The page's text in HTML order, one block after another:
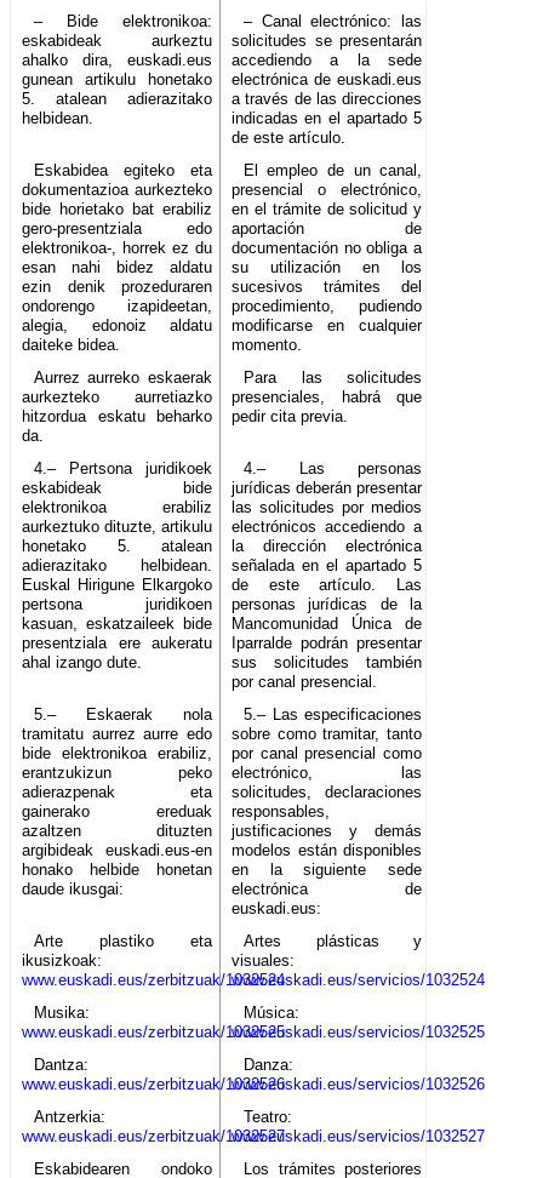
– Bide elektronikoa:
eskabideak aurkeztu
ahalko dira, euskadi.eus
gunean artikulu honetako
5. atalean adierazitako
helbidean.
– Canal electrónico: las
solicitudes se presentarán
accediendo a la sede
electrónica de euskadi.eus
a través de las direcciones
indicadas en el apartado 5
de este artículo.
Eskabidea egiteko eta
dokumentazioa aurkezteko
bide horietako bat erabiliz
gero-presentziala edo
elektronikoa-, horrek ez du
esan nahi bidez aldatu
ezin denik prozeduraren
ondorengo izapideetan,
alegia, edonoiz aldatu
daiteke bidea.
El empleo de un canal,
presencial o electrónico,
en el trámite de solicitud y
aportación de
documentación no obliga a
su utilización en los
sucesivos trámites del
procedimiento, pudiendo
modificarse en cualquier
momento.
Aurrez aurreko eskaerak
aurkezteko aurretiazko
hitzordua eskatu beharko
da.
Para las solicitudes
presenciales, habrá que
pedir cita previa.
4.– Pertsona juridikoek
eskabideak bide
elektronikoa erabiliz
aurkeztuko dituzte, artikulu
honetako 5. atalean
adierazitako helbidean.
Euskal Hirigune Elkargoko
pertsona juridikoen
kasuan, eskatzaileek bide
presentziala ere aukeratu
ahal izango dute.
4.– Las personas
jurídicas deberán presentar
las solicitudes por medios
electrónicos accediendo a
la dirección electrónica
señalada en el apartado 5
de este artículo. Las
personas jurídicas de la
Mancomunidad Única de
Iparralde podrán presentar
sus solicitudes también
por canal presencial.
5.– Eskaerak nola
tramitatu aurrez aurre edo
bide elektronikoa erabiliz,
erantzukizun peko
adierazpenak eta
gainerako ereduak
azaltzen dituzten
argibideak euskadi.eus-en
honako helbide honetan
daude ikusgai:
5.– Las especificaciones
sobre como tramitar, tanto
por canal presencial como
electrónico, las
solicitudes, declaraciones
responsables,
justificaciones y demás
modelos están disponibles
en la siguiente sede
electrónica de
euskadi.eus:
Arte plastiko eta
ikusizkoak:
www.euskadi.eus/zerbitzuak/1032524
Artes plásticas y
visuales:
www.euskadi.eus/servicios/1032524
Musika:
www.euskadi.eus/zerbitzuak/1032525
Música:
www.euskadi.eus/servicios/1032525
Dantza:
www.euskadi.eus/zerbitzuak/1032526
Danza:
www.euskadi.eus/servicios/1032526
Antzerkia:
www.euskadi.eus/zerbitzuak/1032527
Teatro:
www.euskadi.eus/servicios/1032527
Eskabidearen ondoko
Los trámites posteriores